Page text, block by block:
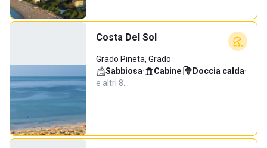
Costa Del Sol
Grado Pineta, Grado
Sabbiosa· Cabine· Doccia calda·
e altri 8…